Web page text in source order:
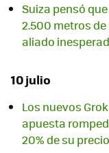
Suiza pensó
2.500 metros
aliado
10 julio
Los nuevos
apuesta
20% de su precio